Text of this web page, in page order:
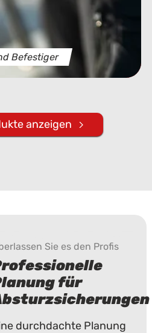
Befestiger
anzeigen
Sie es den Profis
für
durchdachte Planung